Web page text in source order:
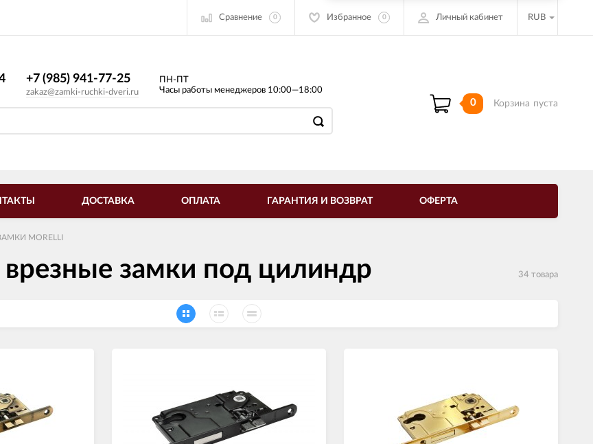
Сравнение 0 Избранное 0 Личный кабинет RUB
+7 (985) 941-77-25
zakaz@zamki-ruchki-dveri.ru
ПН-ПТ
Часы работы менеджеров 10:00—18:00
0 Корзина пуста
ДОСТАВКА ОПЛАТА ГАРАНТИЯ И ВОЗВРАТ ОФЕРТА
MORELLI
врезные замки под цилиндр 34 товара